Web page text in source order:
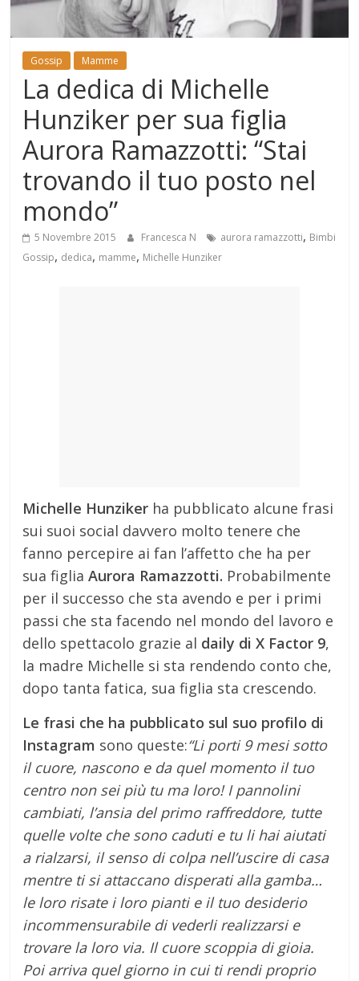
Mondo
Gossip Mamme
La dedica di Michelle
Hunziker per sua figlia
Aurora Ramazzotti: “Stai
trovando il tuo posto nel
mondo”
5 Novembre 2015 Francesca N aurora ramazzotti, Bimbi
Gossip, dedica, mamme, Michelle Hunziker
Michelle Hunziker ha pubblicato alcune frasi
sui suoi social davvero molto tenere che
fanno percepire ai fan l’affetto che ha per
sua figlia Aurora Ramazzotti. Probabilmente
per il successo che sta avendo e per i primi
passi che sta facendo nel mondo del lavoro e
dello spettacolo grazie al daily di X Factor 9,
la madre Michelle si sta rendendo conto che,
dopo tanta fatica, sua figlia sta crescendo.
Le frasi che ha pubblicato sul suo profilo di
Instagram sono queste:“Li porti 9 mesi sotto
il cuore, nascono e da quel momento il tuo
centro non sei più tu ma loro! I pannolini
cambiati, l’ansia del primo raffreddore, tutte
quelle volte che sono caduti e tu li hai aiutati
a rialzarsi, il senso di colpa nell’uscire di casa
mentre ti si attaccano disperati alla gamba…
le loro risate i loro pianti e il tuo desiderio
incommensurabile di vederli realizzarsi e
trovare la loro via. Il cuore scoppia di gioia.
Poi arriva quel giorno in cui ti rendi proprio